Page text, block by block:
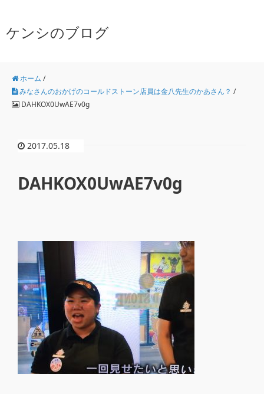
ケンシのブログ
ホーム /
みなさんのおかげのコールドストーン店員は金八先生のかあさん？ /
DAHKOX0UwAE7v0g
2017.05.18
DAHKOX0UwAE7v0g